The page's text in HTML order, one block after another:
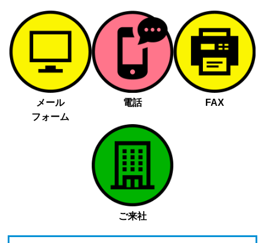
メール
フォーム
電話 FAX
ご来社